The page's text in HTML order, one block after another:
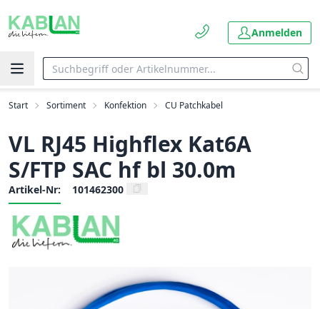
Anmelden
Start Sortiment Konfektion CU Patchkabel
VL RJ45 Highflex Kat6A
S/FTP SAC hf bl 30.0m
Artikel-Nr: 101462300